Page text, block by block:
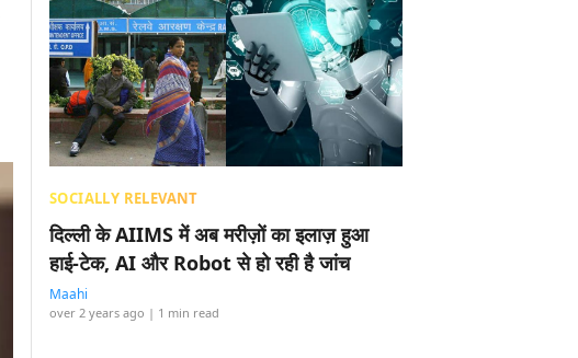
SOCIALLY RELEVANT
दिल्ली के AIIMS में अब मरीज़ों का इलाज़ हुआ
हाई-टेक, AI और Robot से हो रही है जांच
Maahi
over 2 years ago | 1 min read